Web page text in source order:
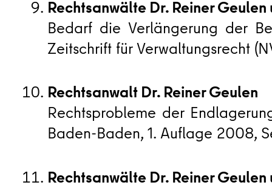
Rechtsanwälte Dr. Reiner
Bedarf die Verlängerung der
Zeitschrift für Verwaltungsrecht
Rechtsanwalt Dr. Reiner Geulen
Rechtsprobleme der
Baden-Baden, 1. Auflage 2008,
Rechtsanwälte Dr. Reiner